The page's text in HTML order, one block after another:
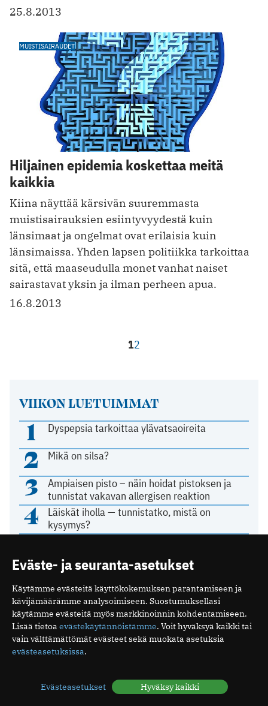
25.8.2013
MUISTISAIRAUDET
Hiljainen epidemia koskettaa meitä
kaikkia
Kiina näyttää kärsivän suuremmasta
muistisairauksien esiintyvyydestä kuin
länsimaat ja ongelmat ovat erilaisia kuin
länsimaissa. Yhden lapsen politiikka tarkoittaa
sitä, että maaseudulla monet vanhat naiset
sairastavat yksin ja ilman perheen apua.
16.8.2013
12
VIIKON LUETUIMMAT
1 Dyspepsia tarkoittaa ylävatsaoireita
2 Mikä on silsa?
3
Ampiaisen pisto – näin hoidat pistoksen ja
tunnistat vakavan allergisen reaktion
4
Läiskät iholla — tunnistatko, mistä on
kysymys?
5
KOLUMNI
Terveys on osa turvallisuutta
26.04.2026 15:32
Viikon käänteiset uutiset
15.03.2026 10:15
Eväste- ja seuranta-asetukset
Käytämme evästeitä käyttökokemuksen parantamiseen ja
kävijämäärämme analysoimiseen. Suostumuksellasi
käytämme evästeitä myös markkinoinnin kohdentamiseen.
Lisää tietoa evästekäytännöistämme. Voit hyväksyä kaikki tai
vain välttämättömät evästeet sekä muokata asetuksia
evästeasetuksissa.
Evästeasetukset Hyväksy kaikki